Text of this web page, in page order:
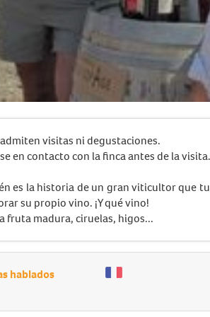
admiten visitas ni degustaciones.
en contacto con la finca antes de la visita.
es la historia de un gran viticultor que
su propio vino. ¡Y qué vino!
fruta madura, ciruelas, higos...
hablados